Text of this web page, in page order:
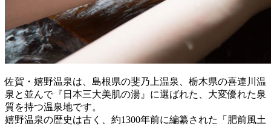
佐賀・嬉野温泉は、島根県の斐乃上温泉、栃木県の喜連川温
泉と並んで『日本三大美肌の湯』に選ばれた、大変優れた泉
質を持つ温泉地です。
嬉野温泉の歴史は古く、約1300年前に編纂された「肥前風土